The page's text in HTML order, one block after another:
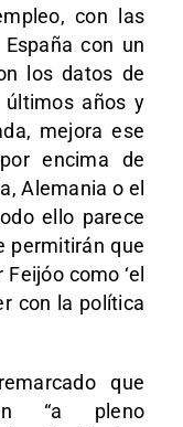
con las
con un
los datos de
años y
mejora ese
encima de
Alemania o el
ello parece
permitirán que
como ‘el
con la política
que
“a pleno